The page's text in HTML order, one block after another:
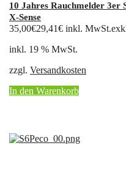
10 Jahres Rauchmelder 3er
X-Sense
35,00€29,41€ inkl. MwSt.
inkl. 19 % MwSt.
zzgl. Versandkosten
In den Warenkorb